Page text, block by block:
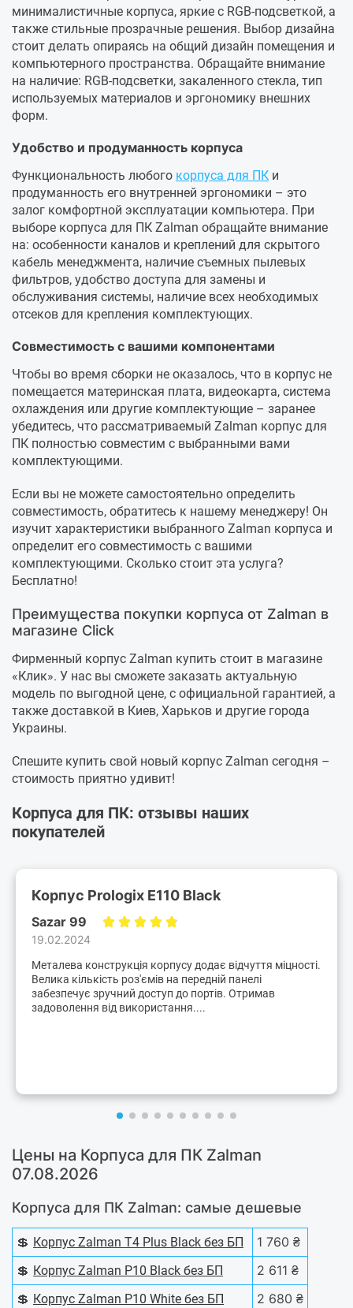
минималистичные корпуса, яркие с RGB-подсветкой, а
также стильные прозрачные решения. Выбор дизайна
стоит делать опираясь на общий дизайн помещения и
компьютерного пространства. Обращайте внимание
на наличие: RGB-подсветки, закаленного стекла, тип
используемых материалов и эргономику внешних
форм.
Удобство и продуманность корпуса
Функциональность любого корпуса для ПК и
продуманность его внутренней эргономики – это
залог комфортной эксплуатации компьютера. При
выборе корпуса для ПК Zalman обращайте внимание
на: особенности каналов и креплений для скрытого
кабель менеджмента, наличие съемных пылевых
фильтров, удобство доступа для замены и
обслуживания системы, наличие всех необходимых
отсеков для крепления комплектующих.
Совместимость с вашими компонентами
Чтобы во время сборки не оказалось, что в корпус не
помещается материнская плата, видеокарта, система
охлаждения или другие комплектующие – заранее
убедитесь, что рассматриваемый Zalman корпус для
ПК полностью совместим с выбранными вами
комплектующими.
Если вы не можете самостоятельно определить
совместимость, обратитесь к нашему менеджеру! Он
изучит характеристики выбранного Zalman корпуса и
определит его совместимость с вашими
комплектующими. Сколько стоит эта услуга?
Бесплатно!
Преимущества покупки корпуса от Zalman в
магазине Click
Фирменный корпус Zalman купить стоит в магазине
«Клик». У нас вы сможете заказать актуальную
модель по выгодной цене, с официальной гарантией, а
также доставкой в Киев, Харьков и другие города
Украины.
Спешите купить свой новый корпус Zalman сегодня –
стоимость приятно удивит!
Корпуса для ПК: отзывы наших
покупателей
Корпус Prologix E110 Black
Sazar 99
19.02.2024
Металева конструкція корпусу додає відчуття міцності.
Велика кількість роз'ємів на передній панелі
забезпечує зручний доступ до портів. Отримав
задоволення від використання....
Цены на Корпуса для ПК Zalman
07.08.2026
Корпуса для ПК Zalman: самые дешевые
💲 Корпус Zalman T4 Plus Black без БП
1 760 ₴
💲 Корпус Zalman P10 Black без БП
2 611 ₴
💲 Корпус Zalman P10 White без БП
2 680 ₴